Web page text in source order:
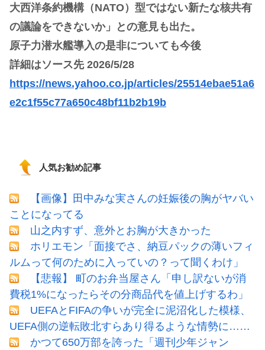
大西洋条約機構（NATO）型ではない新たな核共有
の議論をできないか」との意見も出た。
原子力潜水艦導入の是非についても今後
詳細はソース先 2026/5/28
https://news.yahoo.co.jp/articles/25514ebae51a6
e2c1f55c77a650c48bf11b2b19b
人気お勧め記事
【画像】田中みな実さんの妊娠後の胸がヤバい
ことになってる
山之内すず、意外とお胸が大きかった
ホリエモン「面接でさ、納豆パックの薄いフィ
ルムって何のために入っていの？って聞くわけ」
【悲報】 町のお弁当屋さん「申し訳ないが消
費税1%になったらその分商品代を値上げするわ」
UEFAとFIFAの争いが完全に泥沼化した模様、
UEFA側の逆転敗北すらあり得るような情勢に……
かつて650万部を誇った「週刊少年ジャン